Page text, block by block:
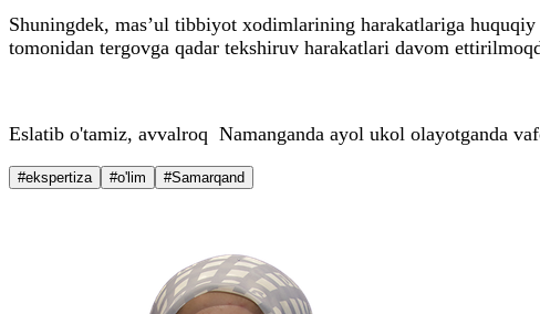
Shuningdek, mas’ul tibbiyot xodimlarining harakatlariga
tomonidan tergovga qadar tekshiruv harakatlari davom
Eslatib o'tamiz, avvalroq Namanganda ayol ukol olayotganda
#ekspertiza #o'lim #Samarqand